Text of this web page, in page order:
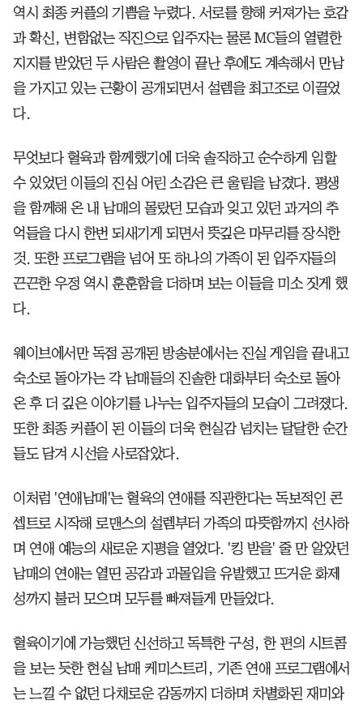
역시 최종 커플의 기쁨을 누렸다. 서로를 향해 커져가는 호감
과 확신, 변함없는 직진으로 입주자는 물론 MC들의 열렬한
지지를 받았던 두 사람은 촬영이 끝난 후에도 계속해서 만남
을 가지고 있는 근황이 공개되면서 설렘을 최고조로 이끌었
다.
무엇보다 혈육과 함께했기에 더욱 솔직하고 순수하게 임할
수 있었던 이들의 진심 어린 소감은 큰 울림을 남겼다. 평생
을 함께해 온 내 남매의 몰랐던 모습과 잊고 있던 과거의 추
억들을 다시 한번 되새기게 되면서 뜻깊은 마무리를 장식한
것. 또한 프로그램을 넘어 또 하나의 가족이 된 입주자들의
끈끈한 우정 역시 훈훈함을 더하며 보는 이들을 미소 짓게 했
다.
웨이브에서만 독점 공개된 방송분에서는 진실 게임을 끝내고
숙소로 돌아가는 각 남매들의 진솔한 대화부터 숙소로 돌아
온 후 더 깊은 이야기를 나누는 입주자들의 모습이 그려졌다.
또한 최종 커플이 된 이들의 더욱 현실감 넘치는 달달한 순간
들도 담겨 시선을 사로잡았다.
이처럼 '연애남매'는 혈육의 연애를 직관한다는 독보적인 콘
셉트로 시작해 로맨스의 설렘부터 가족의 따뜻함까지 선사하
며 연애 예능의 새로운 지평을 열었다. '킹 받을' 줄 만 알았던
남매의 연애는 열띤 공감과 과몰입을 유발했고 뜨거운 화제
성까지 불러 모으며 모두를 빠져들게 만들었다.
혈육이기에 가능했던 신선하고 독특한 구성, 한 편의 시트콤
을 보는 듯한 현실 남매 케미스트리, 기존 연애 프로그램에서
는 느낄 수 없던 다채로운 감동까지 더하며 차별화된 재미와